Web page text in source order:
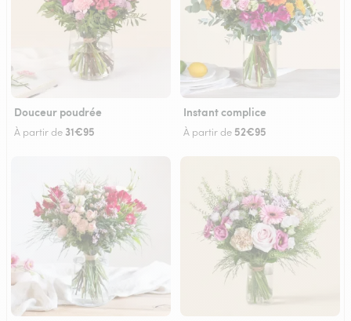
Douceur poudrée
À partir de 31€95
Instant complice
À partir de 52€95